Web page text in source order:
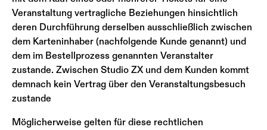
Veranstaltung vertragliche Beziehungen hinsichtlich
deren Durchführung derselben ausschließlich zwischen
dem Karteninhaber (nachfolgende Kunde genannt) und
dem im Bestellprozess genannten Veranstalter
zustande. Zwischen Studio ZX und dem Kunden kommt
demnach kein Vertrag über den Veranstaltungsbesuch
zustande
Möglicherweise gelten für diese rechtlichen